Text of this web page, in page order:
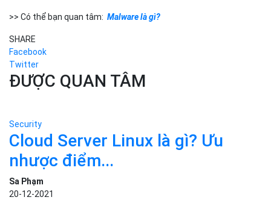
>> Có thể bạn quan tâm: Malware là gì?
SHARE
Facebook
Twitter
ĐƯỢC QUAN TÂM
Security
Cloud Server Linux là gì? Ưu
nhược điểm...
Sa Phạm
20-12-2021